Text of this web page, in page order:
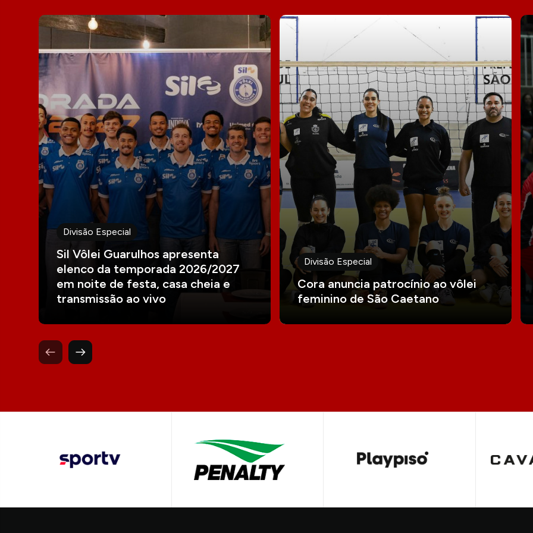
Divisão Especial
Sil Vôlei Guarulhos apresenta
elenco da temporada 2026/2027
em noite de festa, casa cheia e
transmissão ao vivo
Divisão Especial
Cora anuncia patrocínio ao vôlei
feminino de São Caetano